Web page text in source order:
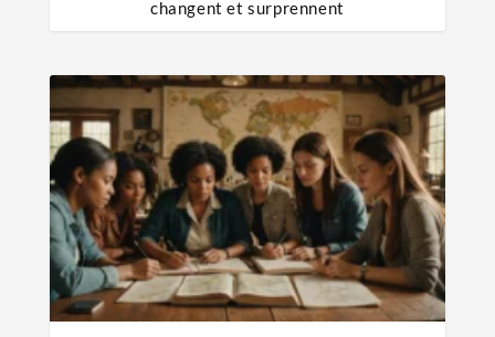
changent et surprennent